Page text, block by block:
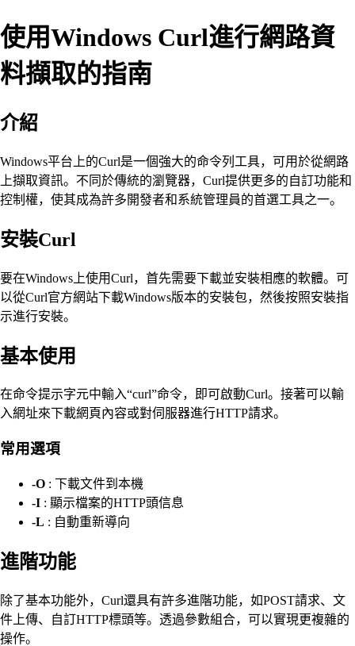
使用Windows Curl進行網路資
料擷取的指南
介紹
Windows平台上的Curl是一個強大的命令列工具，可用於從網路
上擷取資訊。不同於傳統的瀏覽器，Curl提供更多的自訂功能和
控制權，使其成為許多開發者和系統管理員的首選工具之一。
安裝Curl
要在Windows上使用Curl，首先需要下載並安裝相應的軟體。可
以從Curl官方網站下載Windows版本的安裝包，然後按照安裝指
示進行安裝。
基本使用
在命令提示字元中輸入“curl”命令，即可啟動Curl。接著可以輸
入網址來下載網頁內容或對伺服器進行HTTP請求。
常用選項
-O : 下載文件到本機
-I : 顯示檔案的HTTP頭信息
-L : 自動重新導向
進階功能
除了基本功能外，Curl還具有許多進階功能，如POST請求、文
件上傳、自訂HTTP標頭等。透過參數組合，可以實現更複雜的
操作。